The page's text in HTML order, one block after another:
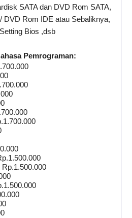
SATA dan DVD Rom SATA,
DVD Rom IDE atau Sebaliknya,
Bios ,dsb
Pemrograman:
Rp.1.500.000